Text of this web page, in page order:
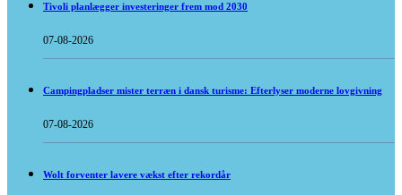
Tivoli planlægger investeringer frem mod 2030
07-08-2026
Campingpladser mister terræn i dansk turisme: Efterlyser moderne lovgivning
07-08-2026
Wolt forventer lavere vækst efter rekordår